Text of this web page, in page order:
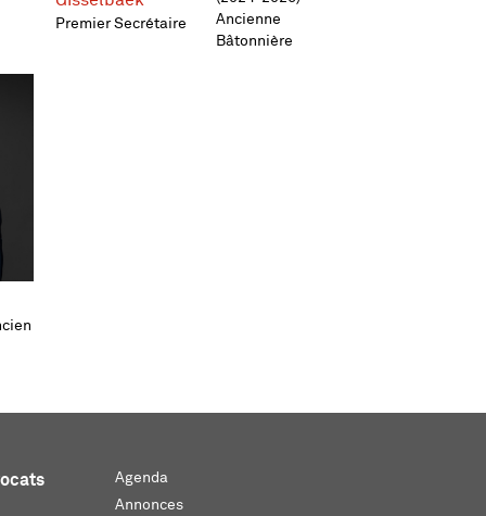
Premier Secrétaire
Ancienne
Bâtonnière
Agenda
Annonces